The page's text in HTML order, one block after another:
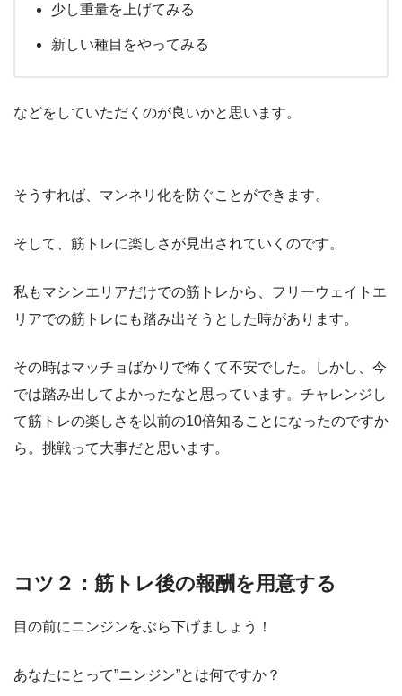
少し重量を上げてみる
新しい種目をやってみる
などをしていただくのが良いかと思います。
そうすれば、マンネリ化を防ぐことができます。
そして、筋トレに楽しさが見出されていくのです。
私もマシンエリアだけでの筋トレから、フリーウェイトエ
リアでの筋トレにも踏み出そうとした時があります。
その時はマッチョばかりで怖くて不安でした。しかし、今
では踏み出してよかったなと思っています。チャレンジし
て筋トレの楽しさを以前の10倍知ることになったのですか
ら。挑戦って大事だと思います。
コツ２：筋トレ後の報酬を用意する
目の前にニンジンをぶら下げましょう！
あなたにとって”ニンジン”とは何ですか？